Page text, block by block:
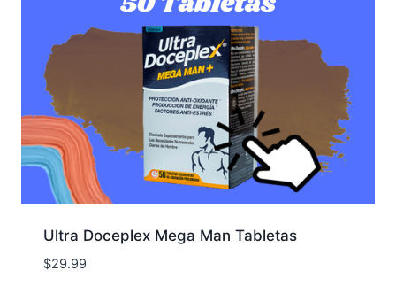
Ultra Doceplex Mega Man Tabletas
$29.99